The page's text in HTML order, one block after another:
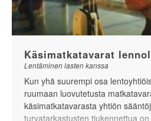
Käsimatkatavarat
Lentäminen lasten kanssa
Kun yhä suurempi osa
ruumaan luovutetusta
käsimatkatavarasta yhtiön
turvatarkastusten tiukennettua